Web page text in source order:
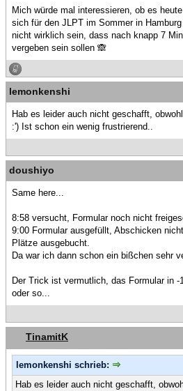
Mich würde mal interessieren, ob es
sich für den JLPT im Sommer in
nicht wirklich sein, dass nach knapp 7
vergeben sein sollen 🙈
lemonkenshi
Hab es leider auch nicht geschafft,
:') Ist schon ein wenig frustrierend..
doushiyo
Same here...
8:58 versucht, Formular noch nicht
9:00 Formular ausgefüllt, Abschicken
Plätze ausgebucht.
Da war ich dann schon ein bißchen sehr
Der Trick ist vermutlich, das Formular in
oder so...
TinamitK
lemonkenshi schrieb:
Hab es leider auch nicht geschafft,